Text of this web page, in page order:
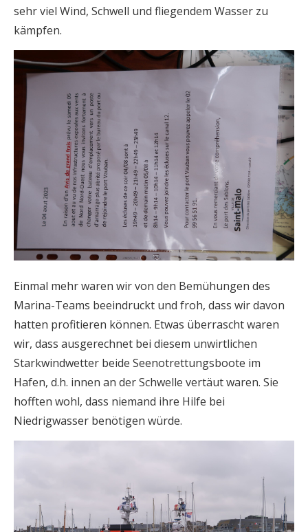
sehr viel Wind, Schwell und fliegendem Wasser zu
kämpfen.
Einmal mehr waren wir von den Bemühungen des
Marina-Teams beeindruckt und froh, dass wir davon
hatten profitieren können. Etwas überrascht waren
wir, dass ausgerechnet bei diesem unwirtlichen
Starkwindwetter beide Seenotrettungsboote im
Hafen, d.h. innen an der Schwelle vertäut waren. Sie
hofften wohl, dass niemand ihre Hilfe bei
Niedrigwasser benötigen würde.